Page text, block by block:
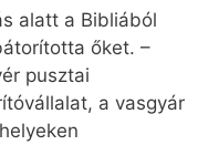
alatt a Bibliából
őket. –
pusztai
a vasgyár